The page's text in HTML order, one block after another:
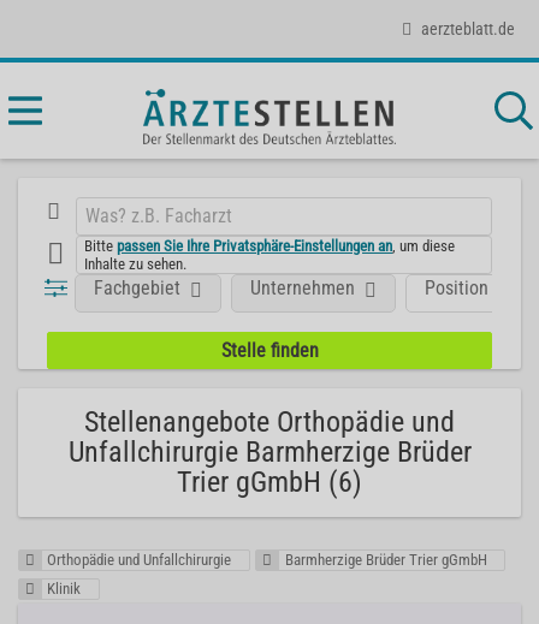
aerzteblatt.de
Bittepassen Sie Ihre Privatsphäre-Einstellungen an , um diese
Inhalte zu sehen.
Position
Fachgebiet Unternehmen
Stellenangebote Orthopädie und
Unfallchirurgie Barmherzige Brüder
Trier gGmbH (6)
Orthopädie und Unfallchirurgie
Barmherzige Brüder Trier gGmbH
Klinik